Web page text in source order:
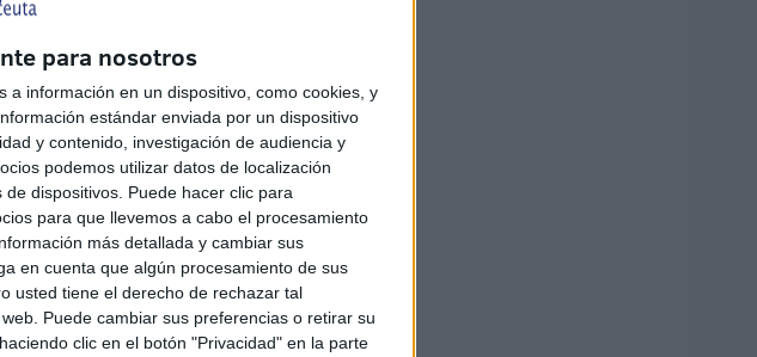
para nosotros
a información en un dispositivo, como cookies, y
estándar enviada por un dispositivo
y contenido, investigación de audiencia y
podemos utilizar datos de localización
dispositivos. Puede hacer clic para
para que llevemos a cabo el procesamiento
más detallada y cambiar sus
en cuenta que algún procesamiento de sus
usted tiene el derecho de rechazar tal
Puede cambiar sus preferencias o retirar su
clic en el botón "Privacidad" en la parte
autónomas
con la ley".
mejor
mismos sean